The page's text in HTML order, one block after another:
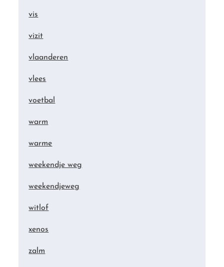
vis
vizit
vlaanderen
vlees
voetbal
warm
warme
weekendje weg
weekendjeweg
witlof
xenos
zalm